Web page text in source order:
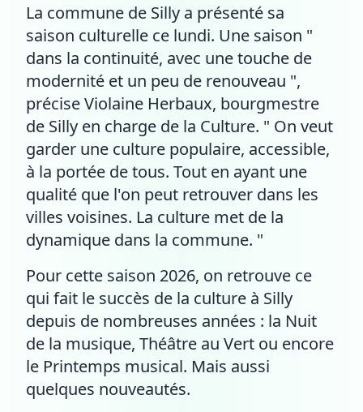
La commune de Silly a présenté sa
saison culturelle ce lundi. Une saison "
dans la continuité, avec une touche de
modernité et un peu de renouveau ",
précise Violaine Herbaux, bourgmestre
de Silly en charge de la Culture. " On veut
garder une culture populaire, accessible,
à la portée de tous. Tout en ayant une
qualité que l'on peut retrouver dans les
villes voisines. La culture met de la
dynamique dans la commune. "
Pour cette saison 2026, on retrouve ce
qui fait le succès de la culture à Silly
depuis de nombreuses années : la Nuit
de la musique, Théâtre au Vert ou encore
le Printemps musical. Mais aussi
quelques nouveautés.